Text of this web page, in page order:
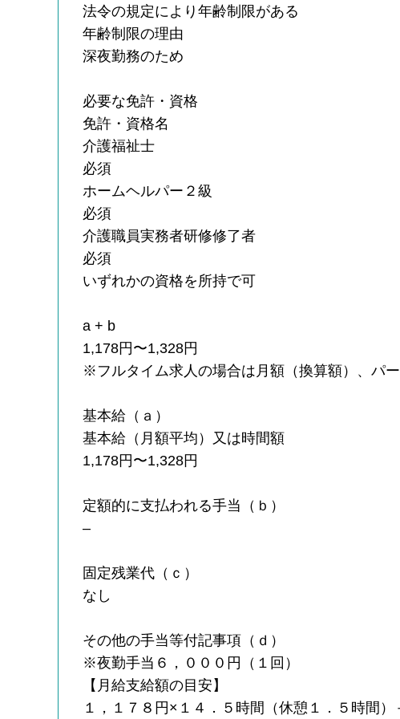
法令の規定により年齢制限がある
年齢制限の理由
深夜勤務のため
必要な免許・資格
免許・資格名
介護福祉士
必須
ホームヘルパー２級
必須
介護職員実務者研修修了者
必須
いずれかの資格を所持で可
a + b
1,178円〜1,328円
※フルタイム求人の場合は月額（換算額）、パ
基本給（ａ）
基本給（月額平均）又は時間額
1,178円〜1,328円
定額的に支払われる手当（ｂ）
–
固定残業代（ｃ）
なし
その他の手当等付記事項（ｄ）
※夜勤手当６，０００円（１回）
【月給支給額の目安】
１，１７８円×１４．５時間（休憩１．５時間）